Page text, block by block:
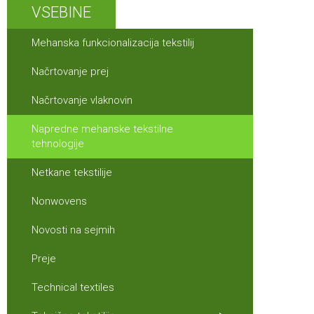
VSEBINE
Mehanska funkcionalizacija tekstilij
Načrtovanje prej
Načrtovanje vlaknovin
Napredne mehanske tekstilne
tehnologije
Netkane tekstilije
Nonwovens
Novosti na sejmih
Preje
Technical textiles